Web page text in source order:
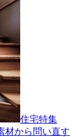
住宅特集
材から問い直す